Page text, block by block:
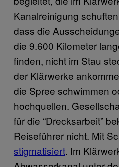
Kanalreinigung
dass die
die 9.600 Kilometer
finden, nicht im Stau
der Klärwerke
die Spree schwimmen
hochquellen.
für die “Drecksarbeit”
Reiseführer nicht. Mit
stigmatisiert. Im